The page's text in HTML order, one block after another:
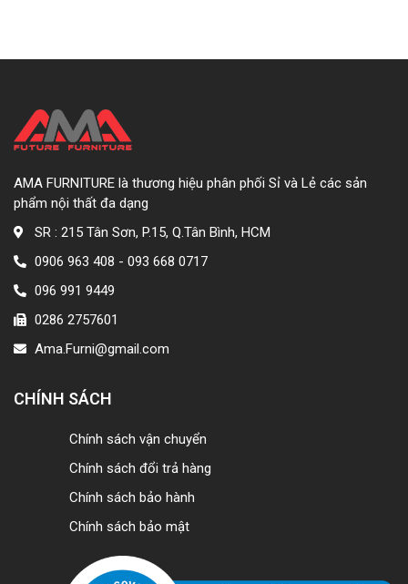
AMA FURNITURE là thương hiệu phân phối Sỉ và Lẻ các sản
phẩm nội thất đa dạng
SR : 215 Tân Sơn, P.15, Q.Tân Bình, HCM
0906 963 408 - 093 668 0717
096 991 9449
0286 2757601
Ama.Furni@gmail.com
CHÍNH SÁCH
Chính sách vận chuyển
Chính sách đổi trả hàng
Chính sách bảo hành
Chính sách bảo mật